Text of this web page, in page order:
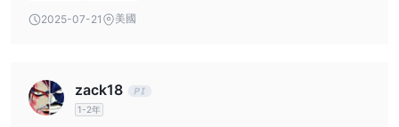
as web-based access. These platforms cater to different
2025-07-21 美國
zack18
1-2年